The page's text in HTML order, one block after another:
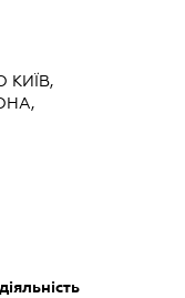
КИЇВ,